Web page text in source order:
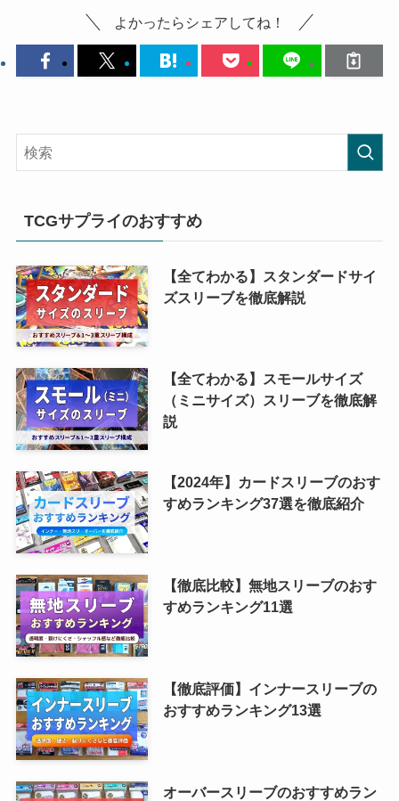
よかったらシェアしてね！
TCGサプライのおすすめ
【全てわかる】スタンダードサイ
ズスリーブを徹底解説
【全てわかる】スモールサイズ
（ミニサイズ）スリーブを徹底解
説
【2024年】カードスリーブのおす
すめランキング37選を徹底紹介
【徹底比較】無地スリーブのおす
すめランキング11選
【徹底評価】インナースリーブの
おすすめランキング13選
オーバースリーブのおすすめラン